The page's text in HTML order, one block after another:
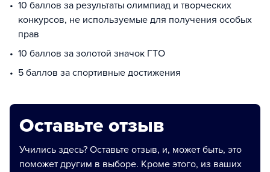
10 баллов за результаты олимпиад и творческих
конкурсов, не используемые для получения особых
прав
10 баллов за золотой значок ГТО
5 баллов за спортивные достижения
Оставьте отзыв
Учились здесь? Оставьте отзыв, и, может быть, это
поможет другим в выборе. Кроме этого, из ваших